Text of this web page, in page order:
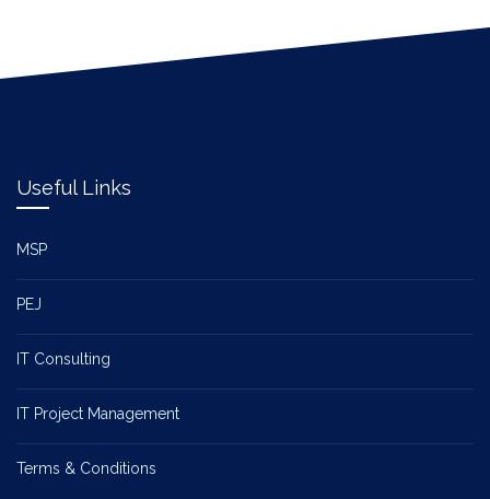
Useful Links
MSP
PEJ
IT Consulting
IT Project Management
Terms & Conditions